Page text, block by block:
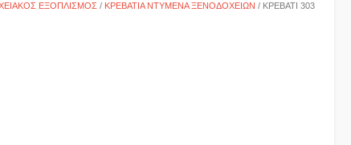
ΕΞΟΠΛΙΣΜΌΣ / ΚΡΕΒΆΤΙΑ ΝΤΥΜΈΝΑ ΞΕΝΟΔΟΧΕΊΩΝ / ΚΡΕΒΆΤΙ 303